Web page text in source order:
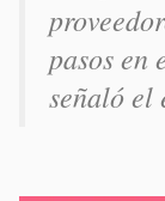
pasos en
señaló el